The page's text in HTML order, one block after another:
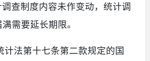
调查制度内容未作变动，统计调
需要延长期限。
计法第十七条第二款规定的国